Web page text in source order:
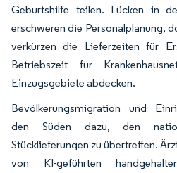
Geburtshilfe teilen. Lücken in
erschweren die Personalplanung,
verkürzen die Lieferzeiten für
Betriebszeit für
Einzugsgebiete abdecken.
Bevölkerungsmigration und
den Süden dazu, den
Stücklieferungen zu übertreffen.
von KI-geführten